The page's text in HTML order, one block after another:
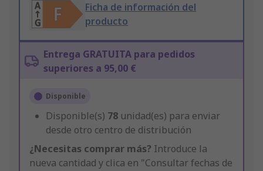
Ficha de información del
producto
Entrega GRATUITA para pedidos
superiores a 95,00 €
Disponible
Disponible(s) 78 unidad(es) para enviar
desde otro centro de distribución
¿Necesitas comprar más? Introduce la
nueva cantidad y clica en "Consultar fechas de